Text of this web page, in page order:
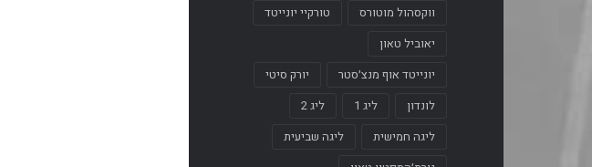
ווקסהול מוטורס
טורקיי יונייטד
יאוביל טאון
יונייטד אוף מנצ׳סטר
יורק סיטי
לונדון
ליג 1
ליג 2
ליגה חמישית
ליגה שביעית